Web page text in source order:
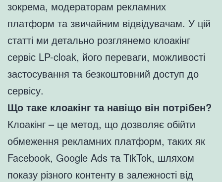
зокрема, модераторам рекламних
платформ та звичайним відвідувачам. У цій
статті ми детально розглянемо клоакінг
сервіс LP-cloak, його переваги, можливості
застосування та безкоштовний доступ до
сервісу.
Що таке клоакінг та навіщо він потрібен?
Клоакінг – це метод, що дозволяє обійти
обмеження рекламних платформ, таких як
Facebook, Google Ads та TikTok, шляхом
показу різного контенту в залежності від